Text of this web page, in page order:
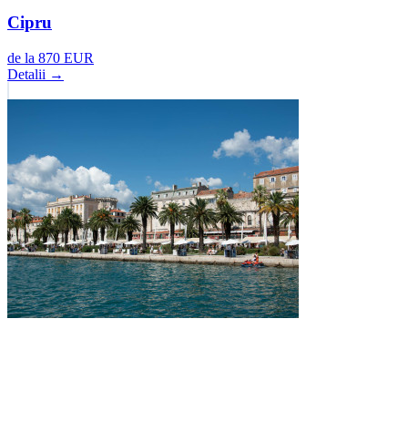
Cipru
de la 870 EUR
Detalii →